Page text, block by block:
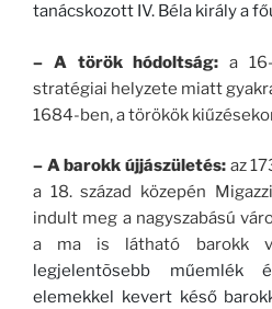
tanácskozott IV. Béla király a
– A török hódoltság: a
stratégiai helyzete miatt
1684-ben, a törökök
– A barokk újjászületés:az
a 18. század közepén
indult meg a nagyszabású
a ma is látható barokk
legjelentõsebb műemlék
elemekkel kevert késő